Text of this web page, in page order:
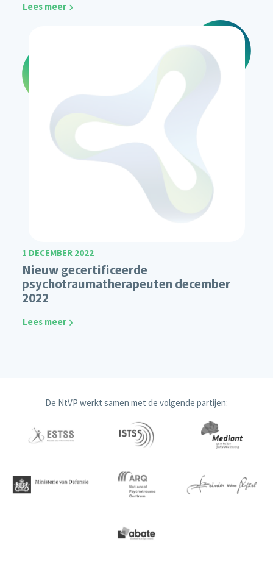
Lees meer
1 DECEMBER 2022
Nieuw gecertificeerde
psychotraumatherapeuten december
2022
Lees meer
De NtVP werkt samen met de volgende partijen: